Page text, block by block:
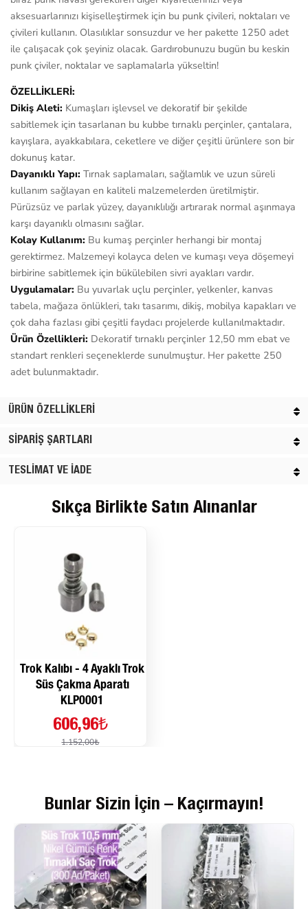
aksesuarlarınızı kişiselleştirmek için bu punk çivileri, noktaları ve
çivileri kullanın. Olasılıklar sonsuzdur ve her pakette 1250 adet
ile çalışacak çok şeyiniz olacak. Gardırobunuzu bugün bu keskin
punk çiviler, noktalar ve saplamalarla yükseltin!
ÖZELLİKLERİ:
Dikiş Aleti: Kumaşları işlevsel ve dekoratif bir şekilde
sabitlemek için tasarlanan bu kubbe tırnaklı perçinler, çantalara,
kayışlara, ayakkabılara, ceketlere ve diğer çeşitli ürünlere son bir
dokunuş katar.
Dayanıklı Yapı: Tırnak saplamaları, sağlamlık ve uzun süreli
kullanım sağlayan en kaliteli malzemelerden üretilmiştir.
Pürüzsüz ve parlak yüzey, dayanıklılığı artırarak normal aşınmaya
karşı dayanıklı olmasını sağlar.
Kolay Kullanım: Bu kumaş perçinler herhangi bir montaj
gerektirmez. Malzemeyi kolayca delen ve kumaşı veya döşemeyi
birbirine sabitlemek için bükülebilen sivri ayakları vardır.
Uygulamalar: Bu yuvarlak uçlu perçinler, yelkenler, kanvas
tabela, mağaza önlükleri, takı tasarımı, dikiş, mobilya kapakları ve
çok daha fazlası gibi çeşitli faydacı projelerde kullanılmaktadır.
Ürün Özellikleri: Dekoratif tırnaklı perçinler 12,50 mm ebat ve
standart renkleri seçeneklerde sunulmuştur. Her pakette 250
adet bulunmaktadır.
ÜRÜN ÖZELLIKLERI
SIPARIŞ ŞARTLARI
TESLIMAT VE İADE
Sıkça Birlikte Satın Alınanlar
Trok Kalıbı - 4 Ayaklı Trok
Süs Çakma Aparatı
KLP0001
606,96₺
1.152,00₺
Bunlar Sizin İçin – Kaçırmayın!